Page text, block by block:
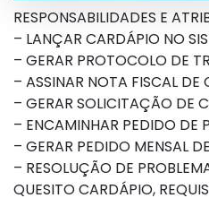
RESPONSABILIDADES E
– LANÇAR CARDÁPIO NO
– GERAR PROTOCOLO DE
– ASSINAR NOTA FISCAL DE
– GERAR SOLICITAÇÃO DE
– ENCAMINHAR PEDIDO DE
– GERAR PEDIDO MENSAL
– RESOLUÇÃO DE
QUESITO CARDÁPIO,